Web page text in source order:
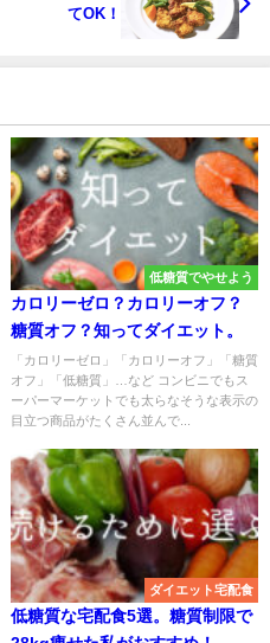
てOK！
低糖質でやせよう
カロリーゼロ？カロリーオフ？
糖質オフ？知ってダイエット。
「カロリーゼロ」「カロリーオフ」「糖質
オフ」「低糖質」…など コンビニでもス
ーパーマーケットでも太らなそうな表示の
目立つ商品がたくさん並んで...
ダイエット宅配食
低糖質な宅配食5選。糖質制限で